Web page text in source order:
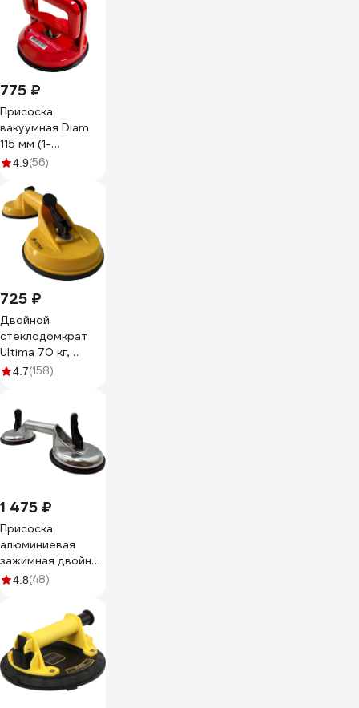
775 ₽
Присоска
вакуумная Diam
115 мм (1-
чашечная) 600114
4.9(56)
725 ₽
Двойной
стеклодомкрат
Ultima 70 кг,
пластик 141004
4.7(158)
1 475 ₽
Присоска
алюминиевая
зажимная двойная
для плитки и
DIAMOND 118 мм
282002
4.8(48)